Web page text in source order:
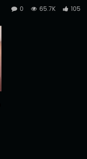
0 65.7K 105